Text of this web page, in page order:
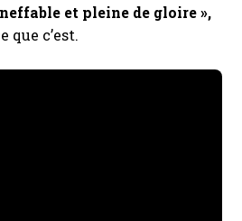
et pleine de gloire »,
que c’est.